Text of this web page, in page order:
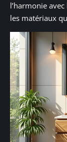
l’harmonie
les matériaux